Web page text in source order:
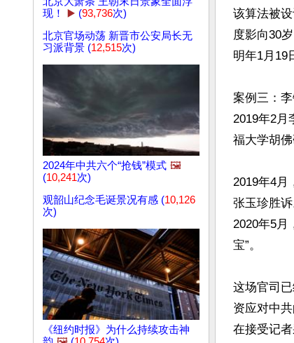
现！
▶️ (93,736次)
北京官场动荡 新晋市公安局长无
习派背景 (12,515次)
2024年中共六个“抢钱”模式 🖼️
(10,241次)
观韶山纪念毛诞景况有感 (10,126
次)
《纽约时报》为什么持续攻击神
该算法被
度影向30
明年1月19
案例三：
2019年2月
福大学胡
2019年4月
张玉珍胜
2020年5月
宝”。
这场官司
资应对中
在接受记